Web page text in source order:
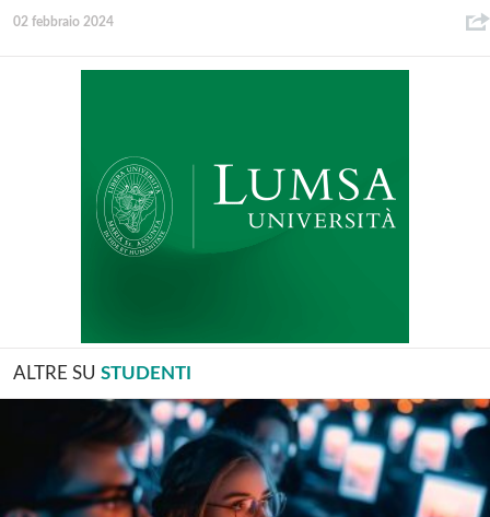
02 febbraio 2024
ALTRE SU STUDENTI